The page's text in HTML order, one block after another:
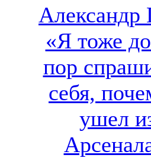
Александр
«Я тоже
пор
себя,
ушел